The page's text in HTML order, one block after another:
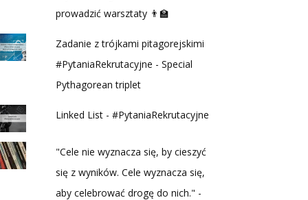
prowadzić warsztaty 👨‍🏫
Zadanie z trójkami pitagorejskimi
#PytaniaRekrutacyjne - Special
Pythagorean triplet
Linked List - #PytaniaRekrutacyjne
"Cele nie wyznacza się, by cieszyć
się z wyników. Cele wyznacza się,
aby celebrować drogę do nich." -